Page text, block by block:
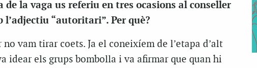
la vaga us referiu en tres ocasions al conseller
l’adjectiu “autoritari”. Per què?
vam tirar coets. Ja el coneixíem de l’etapa d’alt
idear els grups bombolla i va afirmar que quan hi